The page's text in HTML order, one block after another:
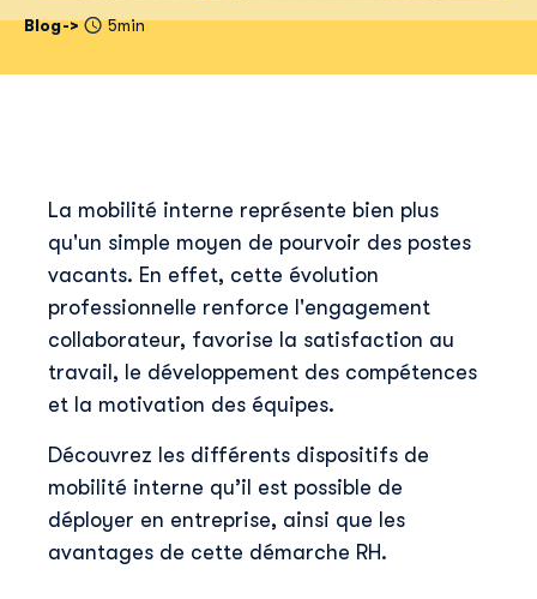
Blog 5min
La mobilité interne représente bien plus
qu'un simple moyen de pourvoir des postes
vacants. En effet, cette évolution
professionnelle renforce l'engagement
collaborateur, favorise la satisfaction au
travail, le développement des compétences
et la motivation des équipes.
Découvrez les différents dispositifs de
mobilité interne qu’il est possible de
déployer en entreprise, ainsi que les
avantages de cette démarche RH.